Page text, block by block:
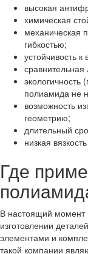
высокая
химическая
механическая
гибкостью;
устойчивость
сравнительная
экологичность
полиамида не
возможность
геометрию;
длительный
низкая
Где
В настоящий момент
изготовлении
элементами и
такой компании